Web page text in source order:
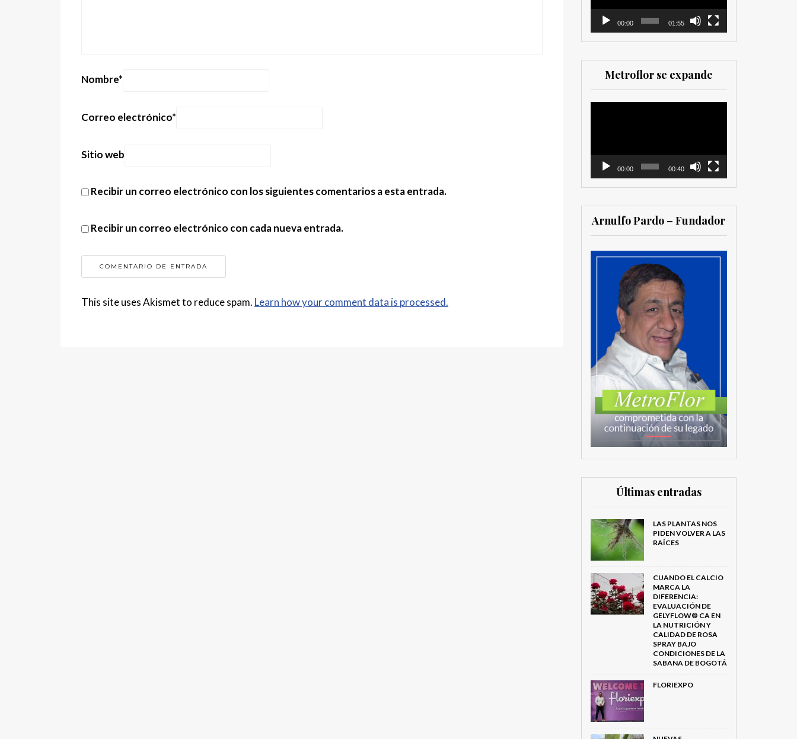
Nombre*
Correo electrónico*
Sitio web
Recibir un correo electrónico con los siguientes comentarios a esta entrada.
Recibir un correo electrónico con cada nueva entrada.
This site uses Akismet to reduce spam. Learn how your comment data is processed.
que trabajan en el sector
00:00 01:55
Metroflor se expande
00:00 00:40
Arnulfo Pardo – Fundador
Últimas entradas
LAS PLANTAS NOS
PIDEN VOLVER A LAS
RAÍCES
CUANDO EL CALCIO
MARCA LA
DIFERENCIA:
EVALUACIÓN DE
GELYFLOW® CA EN
LA NUTRICIÓN Y
CALIDAD DE ROSA
SPRAY BAJO
CONDICIONES DE LA
SABANA DE BOGOTÁ
FLORIEXPO